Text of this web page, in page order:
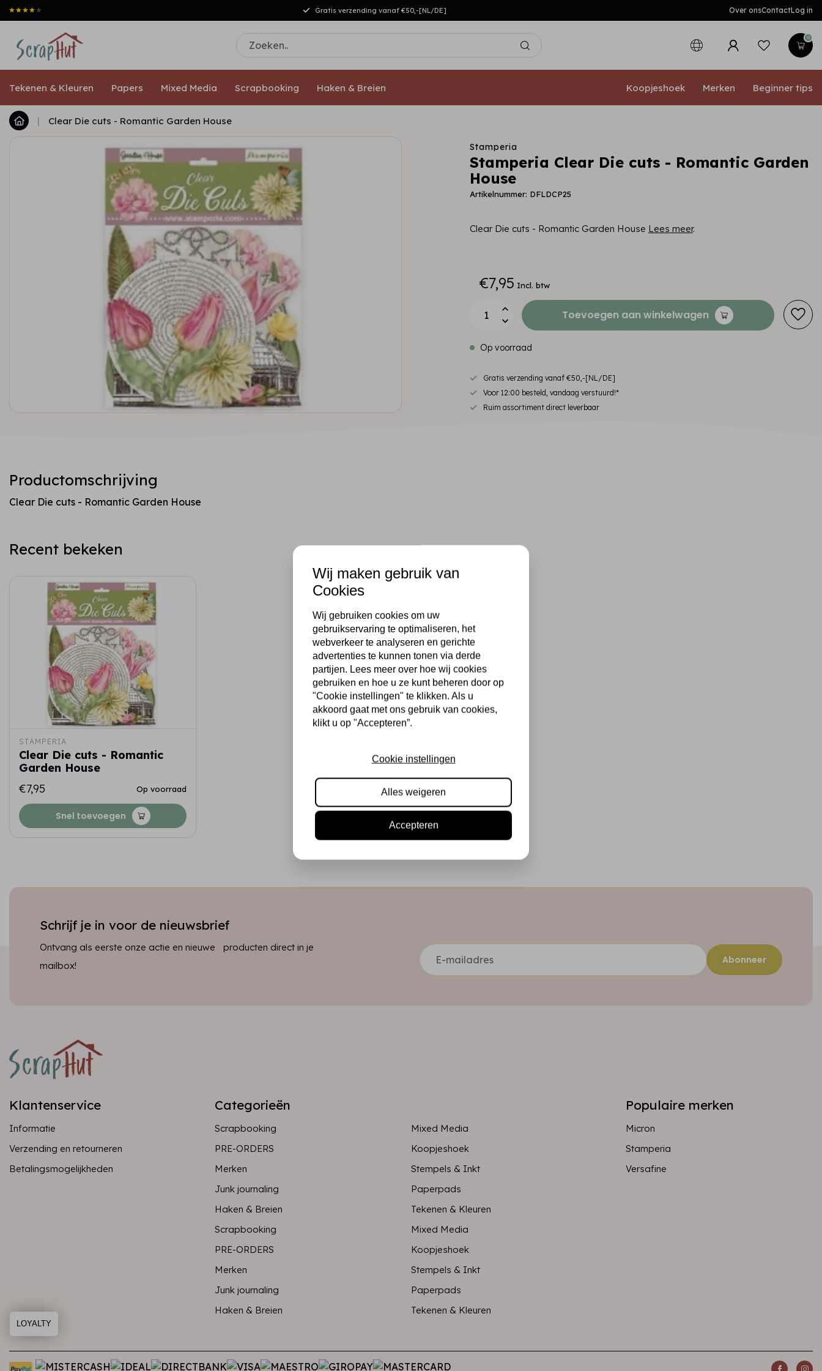
Gratis verzending vanaf €50,-[NL/DE] Over onsContactLog in
0
Tekenen & Kleuren Papers Mixed Media Scrapbooking Haken & Breien Koopjeshoek Merken Beginner tips
| Clear Die cuts - Romantic Garden House
Stamperia
Stamperia Clear Die cuts - Romantic Garden
House
Artikelnummer: DFLDCP25
Clear Die cuts - Romantic Garden House Lees meer.
€7,95 Incl. btw
Toevoegen aan winkelwagen
Op voorraad
Gratis verzending vanaf €50,-[NL/DE]
Voor 12:00 besteld, vandaag verstuurd!*
Ruim assortiment direct leverbaar
Productomschrijving
Clear Die cuts - Romantic Garden House
Recent bekeken
STAMPERIA
Clear Die cuts - Romantic
Garden House
€7,95
Op voorraad
Snel toevoegen
Schrijf je in voor de nieuwsbrief
Ontvang als eerste onze actie en nieuwe producten direct in je
mailbox!
Abonneer
Klantenservice
Informatie
Verzending en retourneren
Betalingsmogelijkheden
Categorieën
Scrapbooking
Mixed Media
PRE-ORDERS
Koopjeshoek
Merken
Stempels & Inkt
Junk journaling
Paperpads
Haken & Breien
Tekenen & Kleuren
Scrapbooking
Mixed Media
PRE-ORDERS
Koopjeshoek
Merken
Stempels & Inkt
Junk journaling
Paperpads
Haken & Breien
Tekenen & Kleuren
Populaire merken
Micron
Stamperia
Versafine
Wij maken gebruik van
Cookies
Wij gebruiken cookies om uw
gebruikservaring te optimaliseren, het
webverkeer te analyseren en gerichte
advertenties te kunnen tonen via derde
partijen. Lees meer over hoe wij cookies
gebruiken en hoe u ze kunt beheren door op
"Cookie instellingen" te klikken. Als u
akkoord gaat met ons gebruik van cookies,
klikt u op "Accepteren”.
Cookie instellingen
Alles weigeren
Accepteren
LOYALTY